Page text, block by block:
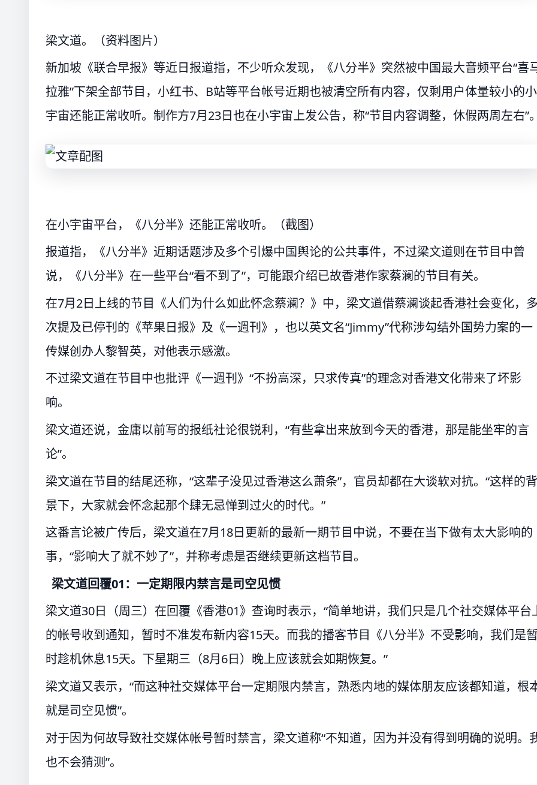
梁文道。（资料图片）
新加坡《联合早报》等近日报道指，不少听众发现，《八分半》突然被中国最大音频平台“喜
拉雅”下架全部节目，小红书、B站等平台帐号近期也被清空所有内容，仅剩用户体量较小的小
宇宙还能正常收听。制作方7月23日也在小宇宙上发公告，称“节目内容调整，休假两周左右”
在小宇宙平台，《八分半》还能正常收听。（截图）
报道指，《八分半》近期话题涉及多个引爆中国舆论的公共事件，不过梁文道则在节目中曾
说，《八分半》在一些平台“看不到了”，可能跟介绍已故香港作家蔡澜的节目有关。
在7月2日上线的节目《人们为什么如此怀念蔡澜？》中，梁文道借蔡澜谈起香港社会变化，
次提及已停刊的《苹果日报》及《一週刊》，也以英文名“Jimmy”代称涉勾结外国势力案的一
传媒创办人黎智英，对他表示感激。
不过梁文道在节目中也批评《一週刊》“不扮高深，只求传真”的理念对香港文化带来了坏影
响。
梁文道还说，金庸以前写的报纸社论很锐利，“有些拿出来放到今天的香港，那是能坐牢的言
论”。
梁文道在节目的结尾还称，“这辈子没见过香港这么萧条”，官员却都在大谈软对抗。“这样的背
景下，大家就会怀念起那个肆无忌惮到过火的时代。”
这番言论被广传后，梁文道在7月18日更新的最新一期节目中说，不要在当下做有太大影响的
事，“影响大了就不妙了”，并称考虑是否继续更新这档节目。
梁文道回覆01：一定期限内禁言是司空见惯
梁文道30日（周三）在回覆《香港01》查询时表示，“简单地讲，我们只是几个社交媒体平台
的帐号收到通知，暂时不准发布新内容15天。而我的播客节目《八分半》不受影响，我们是
时趁机休息15天。下星期三（8月6日）晚上应该就会如期恢复。”
梁文道又表示，“而这种社交媒体平台一定期限内禁言，熟悉内地的媒体朋友应该都知道，根
就是司空见惯”。
对于因为何故导致社交媒体帐号暂时禁言，梁文道称“不知道，因为并没有得到明确的说明。
也不会猜测”。